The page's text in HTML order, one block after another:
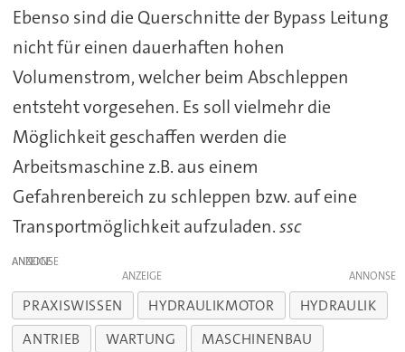
Ebenso sind die Querschnitte der Bypass Leitung
nicht für einen dauerhaften hohen
Volumenstrom, welcher beim Abschleppen
entsteht vorgesehen. Es soll vielmehr die
Möglichkeit geschaffen werden die
Arbeitsmaschine z.B. aus einem
Gefahrenbereich zu schleppen bzw. auf eine
Transportmöglichkeit aufzuladen.ssc
ANZEIGE
ANZEIGE
PRAXISWISSEN HYDRAULIKMOTOR
HYDRAULIK
ANTRIEB
WARTUNG MASCHINENBAU